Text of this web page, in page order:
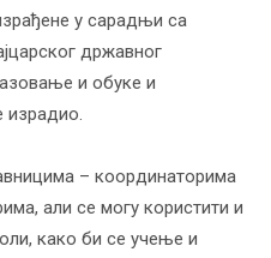
у сарадњи са
државног
и обуке и
израдио.
– координаторима
али се могу користити и
како би се учење и